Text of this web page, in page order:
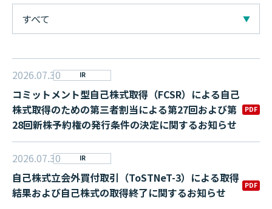
すべて
2026.07.30 IR
コミットメント型自己株式取得（FCSR）による自己
株式取得のための第三者割当による第27回および第
28回新株予約権の発行条件の決定に関するお知らせ
PDF
2026.07.30 IR
自己株式立会外買付取引（ToSTNeT-3）による取得
結果および自己株式の取得終了に関するお知らせ
PDF